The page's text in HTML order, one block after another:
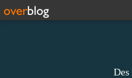
Des